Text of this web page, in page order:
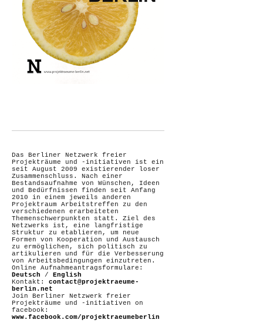
Das Berliner Netzwerk freier
Projekträume und -initiativen ist ein
seit August 2009 existierender loser
Zusammenschluss. Nach einer
Bestandsaufnahme von Wünschen, Ideen
und Bedürfnissen finden seit Anfang
2010 in einem jeweils anderen
Projektraum Arbeitstreffen zu den
verschiedenen erarbeiteten
Themenschwerpunkten statt. Ziel des
Netzwerks ist, eine langfristige
Struktur zu etablieren, um neue
Formen von Kooperation und Austausch
zu ermöglichen, sich politisch zu
artikulieren und für die Verbesserung
von Arbeitsbedingungen einzutreten.
Online Aufnahmeantragsformulare:
Deutsch / English
Kontakt: contact@projektraeume-
berlin.net
Join Berliner Netzwerk freier
Projekträume und -initiativen on
facebook:
www.facebook.com/projektraeumeberlin